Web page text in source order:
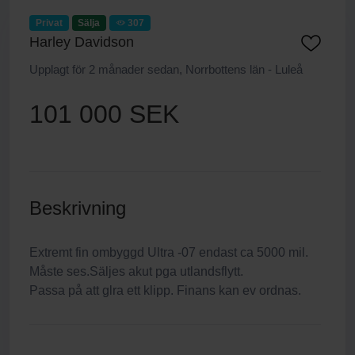
Privat Sälja 307
Harley Davidson
Upplagt för 2 månader sedan, Norrbottens län - Luleå
101 000 SEK
Beskrivning
Extremt fin ombyggd Ultra -07 endast ca 5000 mil.
Måste ses.Säljes akut pga utlandsflytt.
Passa på att glra ett klipp. Finans kan ev ordnas.